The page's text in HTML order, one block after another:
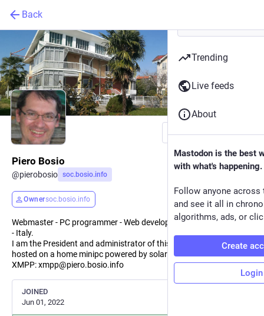
Back
Follow
Piero Bosio
@pierobosio soc.bosio.info
Ownersoc.bosio.info
Webmaster - PC programmer - Web developer. I live in Nole (Turin)
- Italy.
I am the President and administrator of this instance which is
hosted on a home minipc powered by solar photovoltaic energy.
XMPP: xmpp@piero.bosio.info
JOINED
Jun 01, 2022
Trending
Live feeds
About
Mastodon is the best
with what's happening.
Follow anyone across
and see it all in
algorithms, ads, or
Create
Login